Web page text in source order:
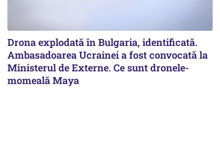
Drona explodată în Bulgaria, identificată.
Ambasadoarea Ucrainei a fost convocată la
Ministerul de Externe. Ce sunt dronele-
momeală Maya